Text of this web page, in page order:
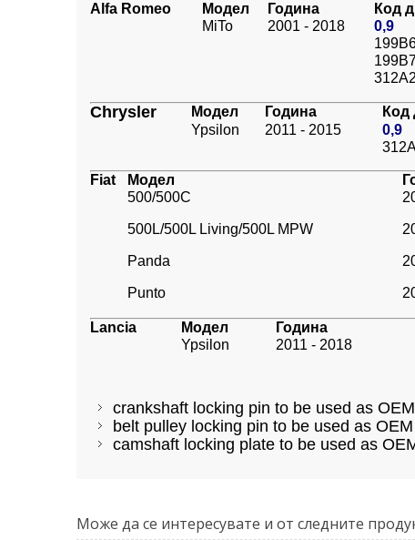
Alfa Romeo Модел Година
Код
MiTo
2001 - 2018
0,9
Chrysler Модел Година
Код
Ypsilon
2011 - 2015
0,9
Fiat Модел
500/500C
500L/500L Living/500L MPW
Panda
Punto
Lancia Модел Година
Ypsilon
2011 - 2018
crankshaft locking pin to be used as
belt pulley locking pin to be used as
camshaft locking plate to be used as
Може да се интересувате и от следните